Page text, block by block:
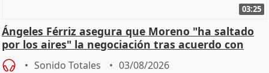
03:25
Ángeles Férriz asegura que Moreno "ha saltado
por los aires" la negociación tras acuerdo con
SMA
Sonido Totales 03/08/2026